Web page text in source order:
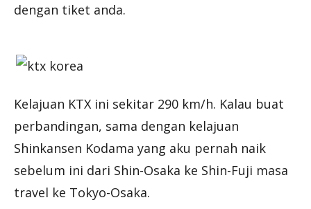
dengan tiket anda.
Kelajuan KTX ini sekitar 290 km/h. Kalau buat
perbandingan, sama dengan kelajuan
Shinkansen Kodama yang aku pernah naik
sebelum ini dari Shin-Osaka ke Shin-Fuji masa
travel ke Tokyo-Osaka.